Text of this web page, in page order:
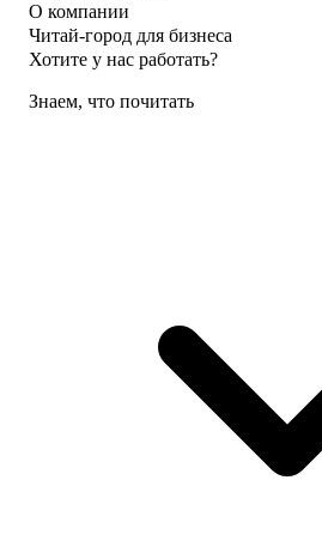
О компании
Читай-город для бизнеса
Хотите у нас работать?
Знаем, что почитать